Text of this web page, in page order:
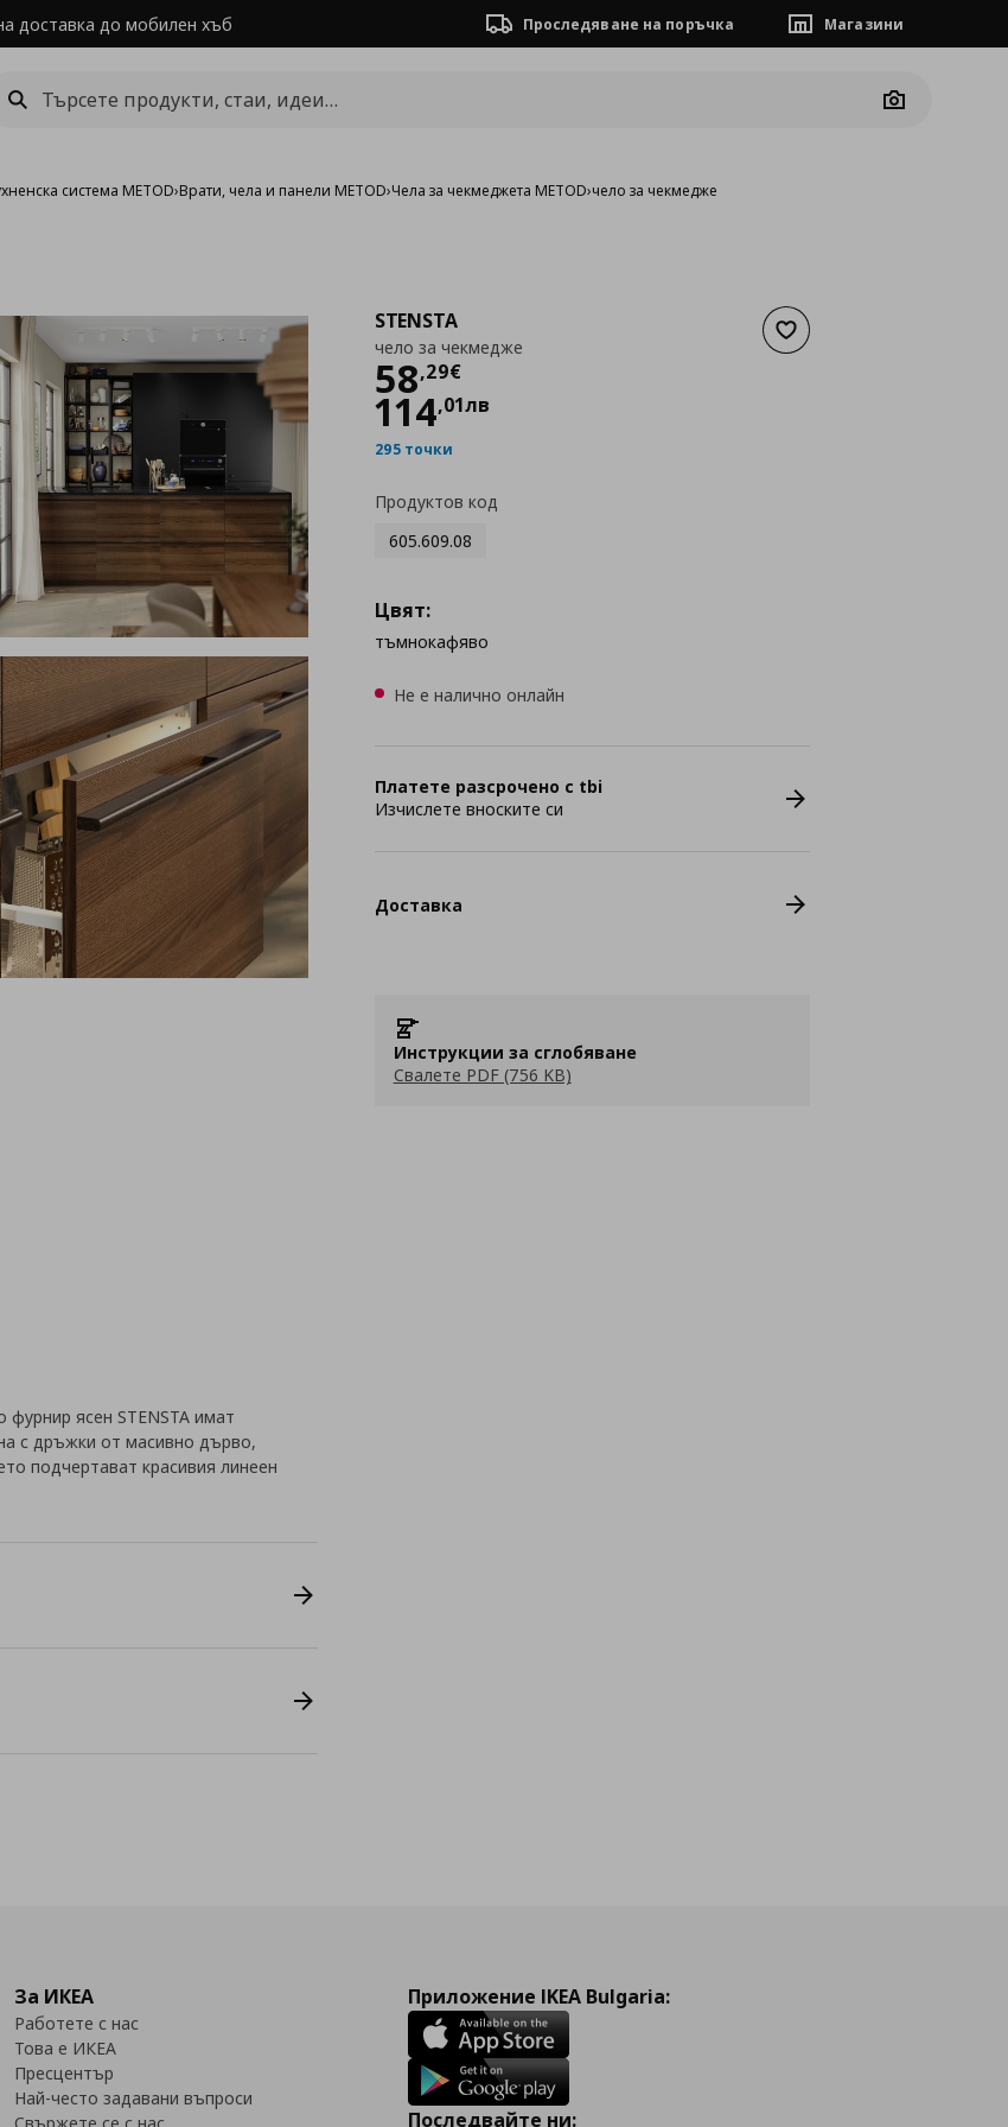
доставка до мобилен хъб Проследяване на поръчка Магазини
Camera
система METOD›Врати, чела и панели METOD›Чела за чекмеджета METOD›чело за чекмедже
Добави към списъка с
STENSTA
чело за чекмедже
58,29€
Цена
114,01лв
295 точки
Продуктов код
605.609.08
Цвят:
тъмнокафяво
Не е налично онлайн
Платете разсрочено с tbi
Изчислете вноските си
Доставка
Инструкции за сглобяване
Свалете PDF (756 KB)
ясен STENSTA имат
с дръжки от масивно дърво,
подчертават красивия линеен
За ИКЕА
Работете с нас
Това е ИКЕА
Пресцентър
Най-често задавани въпроси
Приложение IKEA Bulgaria:
Последвайте ни: